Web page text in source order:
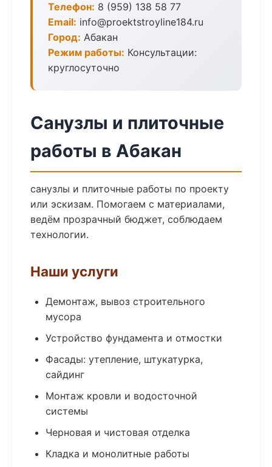
Телефон: 8 (959) 138 58 77
Email: info@proektstroyline184.ru
Город: Абакан
Режим работы: Консультации:
круглосуточно
Санузлы и плиточные
работы в Абакан
санузлы и плиточные работы по проекту
или эскизам. Помогаем с материалами,
ведём прозрачный бюджет, соблюдаем
технологии.
Наши услуги
Демонтаж, вывоз строительного
мусора
Устройство фундамента и отмостки
Фасады: утепление, штукатурка,
сайдинг
Монтаж кровли и водосточной
системы
Черновая и чистовая отделка
Кладка и монолитные работы